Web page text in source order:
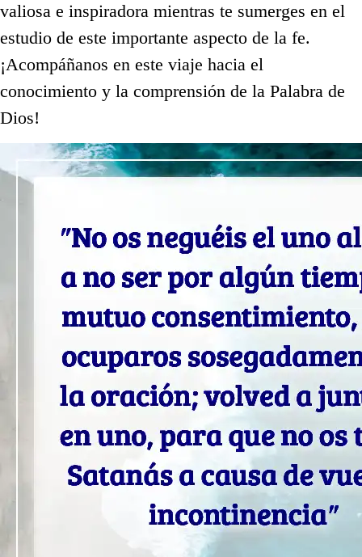
valiosa e inspiradora mientras te sumerges en el
estudio de este importante aspecto de la fe.
¡Acompáñanos en este viaje hacia el
conocimiento y la comprensión de la Palabra de
Dios!